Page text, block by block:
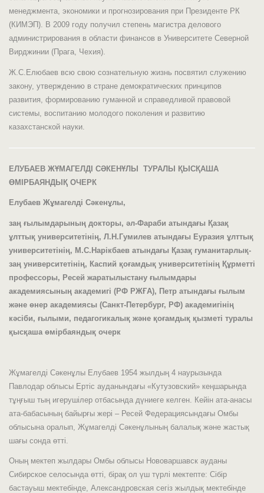
менеджмента, экономики и прогнозирования при Президенте РК
(КИМЭП). В 2009 году получил степень магистра делового
администрирования в области финансов в Университете Северной
Вирджинии (Прага, Чехия).
Ж.С.Елюбаев всю свою сознательную жизнь посвятил служению
закону, утверждению в стране демократических принципов
развития, формированию гуманной и справедливой правовой
системы, воспитанию молодого поколения и развитию
казахстанской науки.
ЕЛУБАЕВ ЖҰМАГЕЛДІ СӘКЕНҰЛЫ ТУРАЛЫ ҚЫСҚАША
ӨМІРБАЯНДЫҚ ОЧЕРК
Елубаев Жұмагелді Сәкенұлы,
заң ғылымдарының докторы, әл-Фараби атындағы Қазақ
ұлттық университетінің, Л.Н.Гумилев атындағы Еуразия ұлттық
университетінің, М.С.Нарікбаев атындағы Қазақ гуманитарлық-
заң университетінің, Каспий қоғамдық университетінің Құрметті
профессоры, Ресей жаратылыстану ғылымдары
академиясының академигі (РФ РЖҒА), Петр атындағы ғылым
және өнер академиясы (Санкт-Петербург, РФ) академигінің
кәсіби, ғылыми, педагогикалық және қоғамдық қызметі туралы
қысқаша өмірбаяндық очерк
Жұмагелді Сәкенұлы Елубаев 1954 жылдың 4 наурызында
Павлодар облысы Ертіс ауданындағы «Кутузовский» кеңшарында
тұңғыш тың игерушілер отбасында дүниеге келген. Кейін ата-анасы
ата-бабасының байырғы жері – Ресей Федерациясындағы Омбы
облысына оралып, Жұмагелді Сәкенұлының балалық және жастық
шағы сонда өтті.
Оның мектеп жылдары Омбы облысы Нововаршавск ауданы
Сибирское селосында өтті, бірақ ол үш түрлі мектепте: Сібір
бастауыш мектебінде, Александровская сегіз жылдық мектебінде